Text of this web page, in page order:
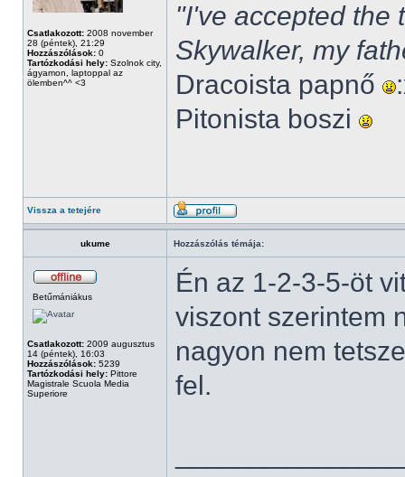
Csatlakozott: 2008 november
28 (péntek), 21:29
Hozzászólások: 0
Tartózkodási hely: Szolnok city,
ágyamon, laptoppal az
ölemben^^ <3
"I've accepted the
Skywalker, my
Dracoista papnő
Pitonista boszi
Vissza a tetejére
ukume Hozzászólás témája:
Betűmániákus
Csatlakozott: 2009 augusztus
14 (péntek), 16:03
Hozzászólások: 5239
Tartózkodási hely: Pittore
Magistrale Scuola Media
Superiore
Én az 1-2-3-5-öt
viszont szerintem
nagyon nem
fel.